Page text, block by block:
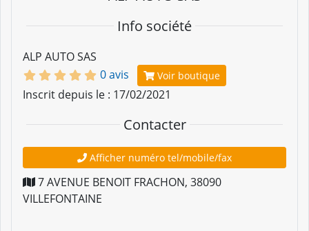
Info société
ALP AUTO SAS
0 avis
Voir boutique
Inscrit depuis le : 17/02/2021
Contacter
Afficher numéro tel/mobile/fax
7 AVENUE BENOIT FRACHON, 38090
VILLEFONTAINE